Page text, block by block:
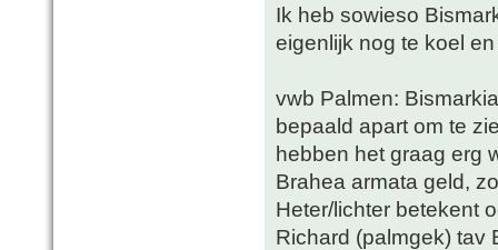
Ik heb sowieso
eigenlijk nog te koel
vwb Palmen:
bepaald apart om te
hebben het graag erg
Brahea armata geld,
Heter/lichter betekent
Richard (palmgek) tav